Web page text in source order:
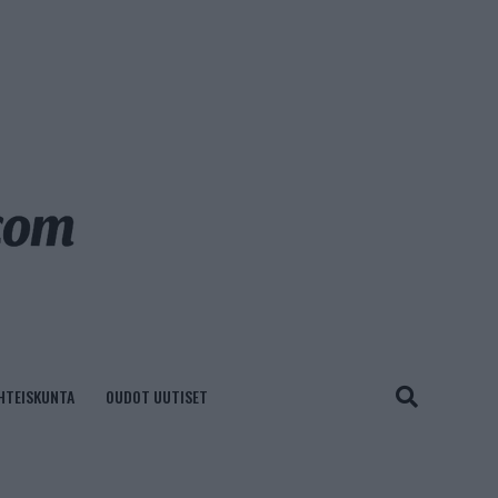
OUDOT UUTISET